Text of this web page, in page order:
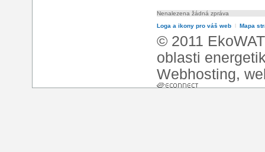
Nenalezena žádná zpráva
Loga a ikony pro váš web l Mapa
© 2011
oblasti
Webhosting,